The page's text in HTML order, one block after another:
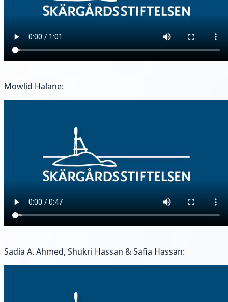
Mowlid Halane:
Sadia A. Ahmed, Shukri Hassan & Safia Hassan: